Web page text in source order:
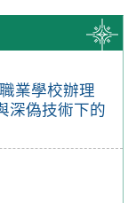
業學校辦理
深偽技術下的